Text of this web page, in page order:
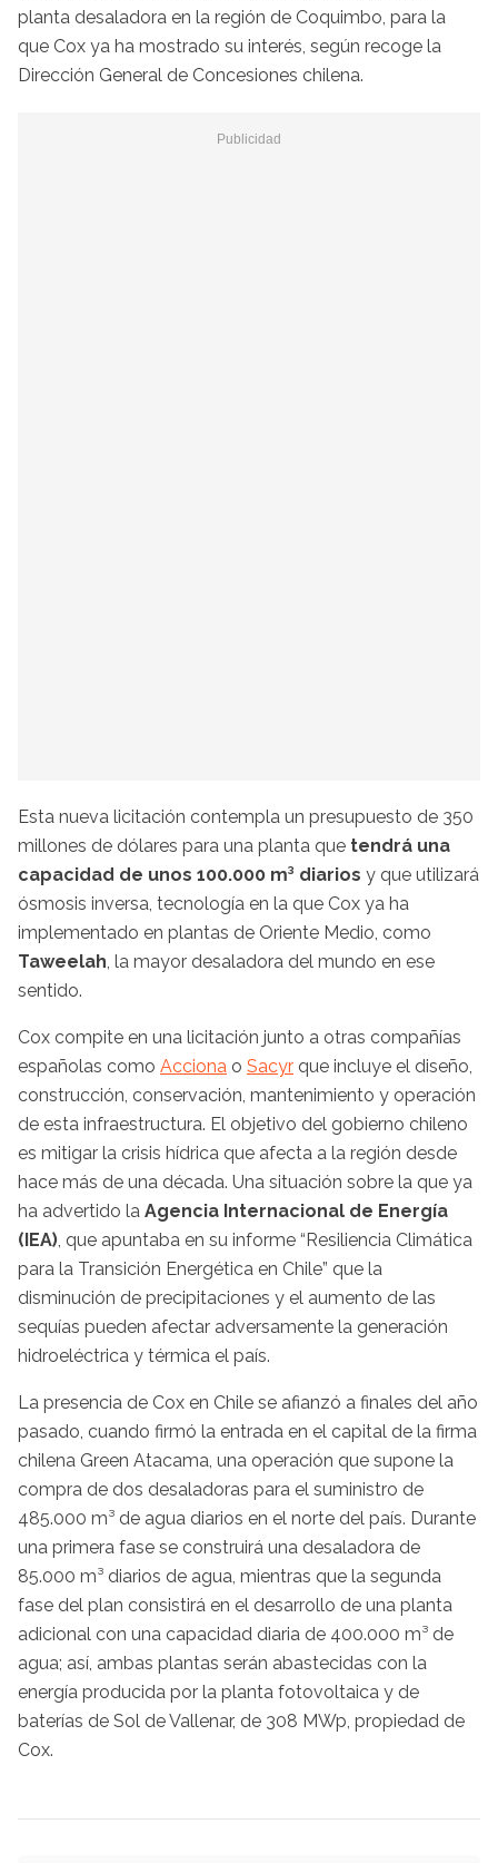
planta desaladora en la región de Coquimbo, para la
que Cox ya ha mostrado su interés, según recoge la
Dirección General de Concesiones chilena.
Esta nueva licitación contempla un presupuesto de 350
millones de dólares para una planta que tendrá una
capacidad de unos 100.000 m³ diarios y que utilizará
ósmosis inversa, tecnología en la que Cox ya ha
implementado en plantas de Oriente Medio, como
Taweelah, la mayor desaladora del mundo en ese
sentido.
Cox compite en una licitación junto a otras compañías
españolas como Acciona o Sacyr que incluye el diseño,
construcción, conservación, mantenimiento y operación
de esta infraestructura. El objetivo del gobierno chileno
es mitigar la crisis hídrica que afecta a la región desde
hace más de una década. Una situación sobre la que ya
ha advertido la Agencia Internacional de Energía
(IEA), que apuntaba en su informe “Resiliencia Climática
para la Transición Energética en Chile” que la
disminución de precipitaciones y el aumento de las
sequías pueden afectar adversamente la generación
hidroeléctrica y térmica el país.
La presencia de Cox en Chile se afianzó a finales del año
pasado, cuando firmó la entrada en el capital de la firma
chilena Green Atacama, una operación que supone la
compra de dos desaladoras para el suministro de
485.000 m³ de agua diarios en el norte del país. Durante
una primera fase se construirá una desaladora de
85.000 m³ diarios de agua, mientras que la segunda
fase del plan consistirá en el desarrollo de una planta
adicional con una capacidad diaria de 400.000 m³ de
agua; así, ambas plantas serán abastecidas con la
energía producida por la planta fotovoltaica y de
baterías de Sol de Vallenar, de 308 MWp, propiedad de
Cox.